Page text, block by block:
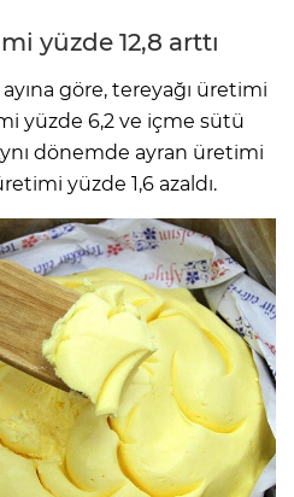
yüzde 12,8 arttı
göre, tereyağı üretimi
yüzde 6,2 ve içme sütü
dönemde ayran üretimi
yüzde 1,6 azaldı.